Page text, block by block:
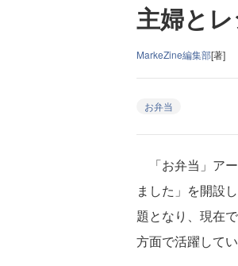
主婦と
MarkeZine編集部[著]
お弁当
「お弁当」ア
ました」を開設
題となり、現在
方面で活躍してい